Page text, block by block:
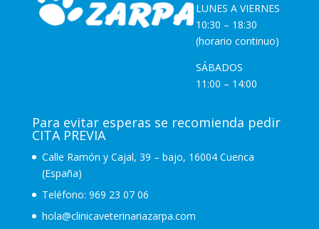
LUNES A VIERNES
10:30 – 18:30
(horario continuo)
SÁBADOS
11:00 – 14:00
Para evitar esperas se recomienda pedir
CITA PREVIA
Calle Ramón y Cajal, 39 – bajo, 16004 Cuenca
(España)
Teléfono: 969 23 07 06
hola@clinicaveterinariazarpa.com